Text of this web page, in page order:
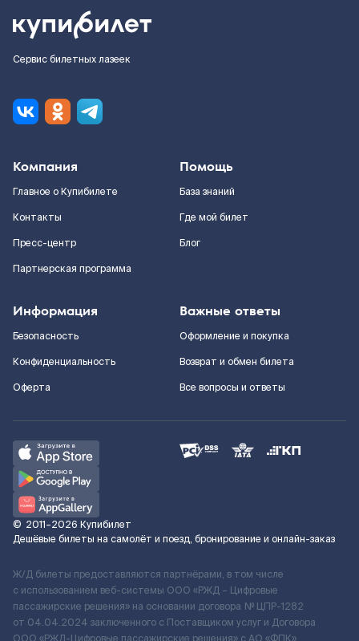
Сервис билетных лазеек
Компания
Главное о Купибилете
Контакты
Пресс-центр
Партнерская программа
Помощь
База знаний
Где мой билет
Блог
Информация
Безопасность
Конфиденциальность
Оферта
Важные ответы
Оформление и покупка
Возврат и обмен билета
Все вопросы и ответы
© 2011–2026 Купибилет
Дешёвые билеты на самолёт и поезд, бронирование и онлайн-заказ
Ж/Д билеты предоставляются партнёрами, в том числе
с использованием веб-системы ООО «РЖД – Цифровые
пассажирские решения» на основании договора № ЦПР-1282
от 04.04.2024 заключенного с Поставщиком услуг и Договора